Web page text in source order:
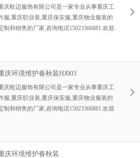
庆欧迈服饰有限公司是一家专业从事重庆工
服,重庆职业装,重庆保安服,重庆物业服装的
制和销售的厂家,咨询电话15023366881.欢迎
庆环境维护春秋装HJ003
庆欧迈服饰有限公司是一家专业从事重庆工
服,重庆职业装,重庆保安服,重庆物业服装的
制和销售的厂家,咨询电话15023366881.欢迎
庆环境维护春秋装